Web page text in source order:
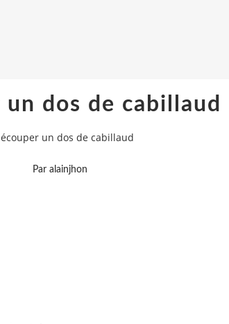
un dos de cabillaud
un dos de cabillaud
Par alainjhon